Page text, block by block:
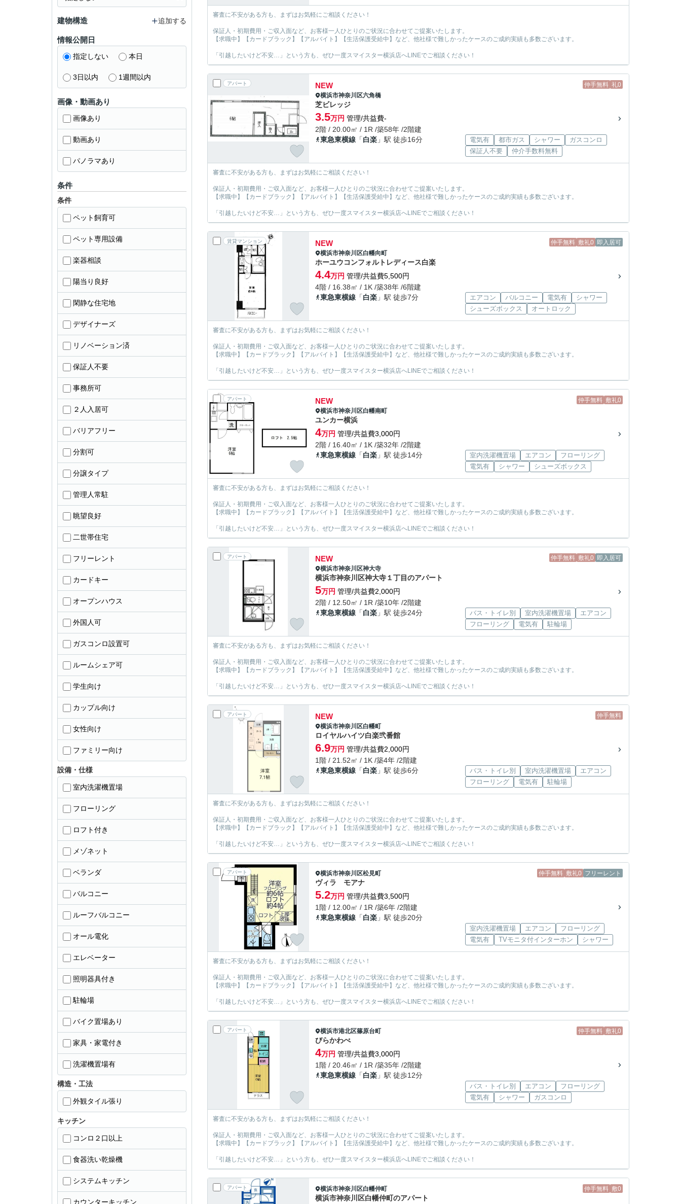
審査に不安がある方も、まずはお気軽にご相談ください！
保証人・初期費用・ご収入面など、お客様一人ひとりのご状況に合わせてご提案いたします。
【求職中】【カードブラック】【アルバイト】【生活保護受給中】など、他社様で難しかったケースのご成約実績も多数ございます。
「引越したいけど不安…」という方も、ぜひ一度スマイスター横浜店へLINEでご相談ください！
アパート 仲手無料 礼0
NEW
横浜市神奈川区六角橋
芝ビレッジ
3.5万円 管理/共益費-
2階 / 20.00㎡ / 1R /築58年 /2階建
東急東横線 「白楽 」駅 徒歩16分 電気有 都市ガス シャワー
ガスコンロ
保証人不要
仲介手数料無料
審査に不安がある方も、まずはお気軽にご相談ください！
保証人・初期費用・ご収入面など、お客様一人ひとりのご状況に合わせてご提案いたします。
【求職中】【カードブラック】【アルバイト】【生活保護受給中】など、他社様で難しかったケースのご成約実績も多数ございます。
「引越したいけど不安…」という方も、ぜひ一度スマイスター横浜店へLINEでご相談ください！
賃貸マンション 仲手無料 敷礼0 即入居可
NEW
横浜市神奈川区白幡向町
ホーユウコンフォルトレディース白楽
4.4万円 管理/共益費5,500円
4階 / 16.38㎡ / 1K /築38年 /6階建
東急東横線 「白楽 」駅 徒歩7分 エアコン バルコニー 電気有
シャワー
シューズボックス
オートロック
審査に不安がある方も、まずはお気軽にご相談ください！
保証人・初期費用・ご収入面など、お客様一人ひとりのご状況に合わせてご提案いたします。
【求職中】【カードブラック】【アルバイト】【生活保護受給中】など、他社様で難しかったケースのご成約実績も多数ございます。
「引越したいけど不安…」という方も、ぜひ一度スマイスター横浜店へLINEでご相談ください！
アパート 仲手無料 敷礼0
NEW
横浜市神奈川区白幡南町
ユンカー横浜
4万円 管理/共益費3,000円
2階 / 16.40㎡ / 1K /築32年 /2階建
東急東横線 「白楽 」駅 徒歩14分 室内洗濯機置場 エアコン
フローリング
電気有
シャワー シューズボックス
審査に不安がある方も、まずはお気軽にご相談ください！
保証人・初期費用・ご収入面など、お客様一人ひとりのご状況に合わせてご提案いたします。
【求職中】【カードブラック】【アルバイト】【生活保護受給中】など、他社様で難しかったケースのご成約実績も多数ございます。
「引越したいけど不安…」という方も、ぜひ一度スマイスター横浜店へLINEでご相談ください！
アパート 仲手無料 敷礼0 即入居可
NEW
横浜市神奈川区神大寺
横浜市神奈川区神大寺１丁目のアパート
5万円 管理/共益費2,000円
2階 / 12.50㎡ / 1R /築10年 /2階建
東急東横線 「白楽 」駅 徒歩24分 バス・トイレ別 室内洗濯機置場
エアコン
フローリング
電気有 駐輪場
審査に不安がある方も、まずはお気軽にご相談ください！
保証人・初期費用・ご収入面など、お客様一人ひとりのご状況に合わせてご提案いたします。
【求職中】【カードブラック】【アルバイト】【生活保護受給中】など、他社様で難しかったケースのご成約実績も多数ございます。
「引越したいけど不安…」という方も、ぜひ一度スマイスター横浜店へLINEでご相談ください！
アパート 仲手無料
NEW
横浜市神奈川区白幡町
ロイヤルハイツ白楽弐番館
6.9万円 管理/共益費2,000円
1階 / 21.52㎡ / 1K /築4年 /2階建
東急東横線 「白楽 」駅 徒歩6分 バス・トイレ別 室内洗濯機置場
エアコン
フローリング
電気有 駐輪場
審査に不安がある方も、まずはお気軽にご相談ください！
保証人・初期費用・ご収入面など、お客様一人ひとりのご状況に合わせてご提案いたします。
【求職中】【カードブラック】【アルバイト】【生活保護受給中】など、他社様で難しかったケースのご成約実績も多数ございます。
「引越したいけど不安…」という方も、ぜひ一度スマイスター横浜店へLINEでご相談ください！
アパート 仲手無料 敷礼0 フリーレント
横浜市神奈川区松見町
ヴィラ モアナ
5.2万円 管理/共益費3,500円
1階 / 12.00㎡ / 1R /築6年 /2階建
東急東横線 「白楽 」駅 徒歩20分
室内洗濯機置場 エアコン
フローリング
電気有
TVモニタ付インターホン シャワー
審査に不安がある方も、まずはお気軽にご相談ください！
保証人・初期費用・ご収入面など、お客様一人ひとりのご状況に合わせてご提案いたします。
【求職中】【カードブラック】【アルバイト】【生活保護受給中】など、他社様で難しかったケースのご成約実績も多数ございます。
「引越したいけど不安…」という方も、ぜひ一度スマイスター横浜店へLINEでご相談ください！
アパート 仲手無料 敷礼0
横浜市港北区篠原台町
びらかわべ
4万円 管理/共益費3,000円
1階 / 20.46㎡ / 1R /築35年 /2階建
東急東横線 「白楽 」駅 徒歩12分
バス・トイレ別 エアコン
フローリング
電気有
シャワー ガスコンロ
審査に不安がある方も、まずはお気軽にご相談ください！
保証人・初期費用・ご収入面など、お客様一人ひとりのご状況に合わせてご提案いたします。
【求職中】【カードブラック】【アルバイト】【生活保護受給中】など、他社様で難しかったケースのご成約実績も多数ございます。
「引越したいけど不安…」という方も、ぜひ一度スマイスター横浜店へLINEでご相談ください！
アパート 仲手無料 敷0
横浜市神奈川区白幡仲町
横浜市神奈川区白幡仲町のアパート
建物構造 追加する
情報公開日
指定しない 本日
3日以内 1週間以内
画像・動画あり
画像あり
動画あり
パノラマあり
条件
条件
ペット飼育可
ペット専用設備
楽器相談
陽当り良好
閑静な住宅地
デザイナーズ
リノベーション済
保証人不要
事務所可
２人入居可
バリアフリー
分割可
分譲タイプ
管理人常駐
眺望良好
二世帯住宅
フリーレント
カードキー
オープンハウス
外国人可
ガスコンロ設置可
ルームシェア可
学生向け
カップル向け
女性向け
ファミリー向け
設備・仕様
室内洗濯機置場
フローリング
ロフト付き
メゾネット
ベランダ
バルコニー
ルーフバルコニー
オール電化
エレベーター
照明器具付き
駐輪場
バイク置場あり
家具・家電付き
洗濯機置場有
構造・工法
外観タイル張り
キッチン
コンロ２口以上
食器洗い乾燥機
システムキッチン
カウンターキッチン